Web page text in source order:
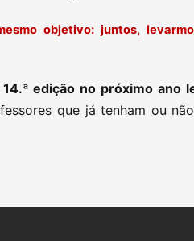
objetivo: juntos,
edição no próximo ano
que já tenham ou